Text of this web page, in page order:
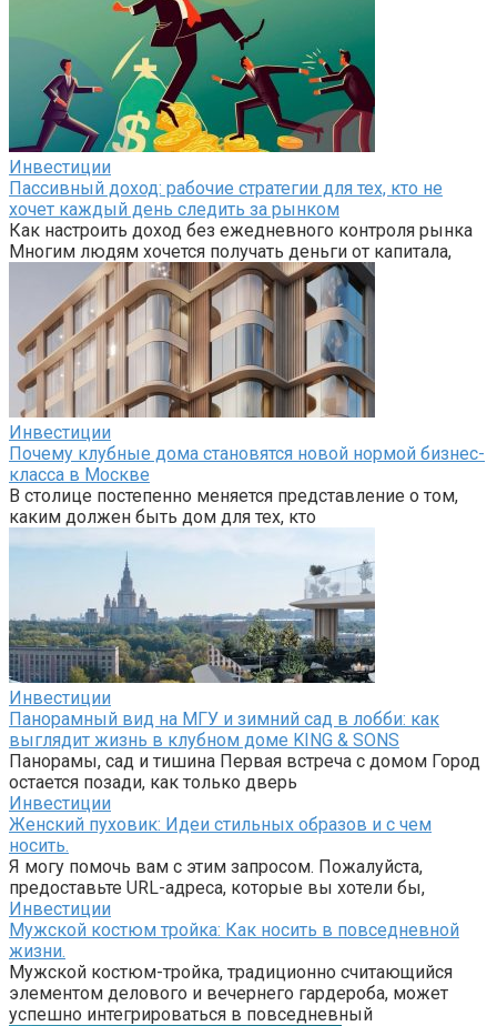
Инвестиции
Пассивный доход: рабочие стратегии для тех, кто не
хочет каждый день следить за рынком
Как настроить доход без ежедневного контроля рынка
Многим людям хочется получать деньги от капитала,
Инвестиции
Почему клубные дома становятся новой нормой бизнес-
класса в Москве
В столице постепенно меняется представление о том,
каким должен быть дом для тех, кто
Инвестиции
Панорамный вид на МГУ и зимний сад в лобби: как
выглядит жизнь в клубном доме KING & SONS
Панорамы, сад и тишина Первая встреча с домом Город
остается позади, как только дверь
Инвестиции
Женский пуховик: Идеи стильных образов и с чем
носить.
Я могу помочь вам с этим запросом. Пожалуйста,
предоставьте URL-адреса, которые вы хотели бы,
Инвестиции
Мужской костюм тройка: Как носить в повседневной
жизни.
Мужской костюм-тройка, традиционно считающийся
элементом делового и вечернего гардероба, может
успешно интегрироваться в повседневный